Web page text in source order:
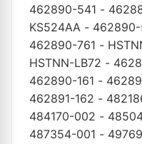
462890-541 -
KS524AA - 462890-
462890-761 -
HSTNN-LB72 -
462890-161 -
462891-162 -
484170-002 -
487354-001 -